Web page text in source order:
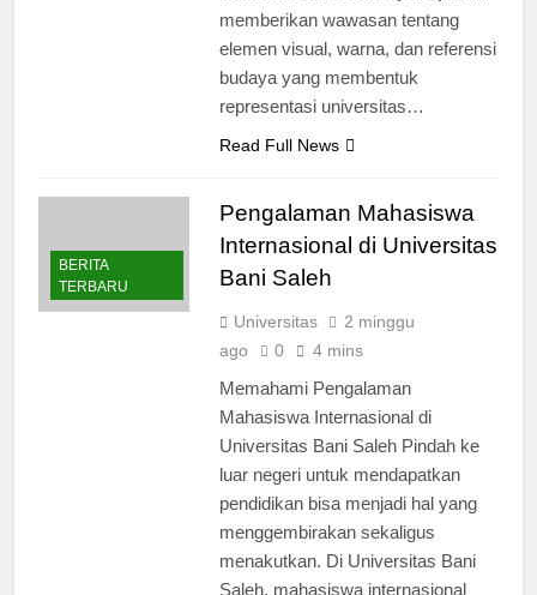
akademis dan sekitarnya. Ujian ini
memberikan wawasan tentang
elemen visual, warna, dan referensi
budaya yang membentuk
BERITA
Pengalaman Mahasiswa
Internasional di Universitas
Universitas
2 minggu
Memahami Pengalaman
Mahasiswa Internasional di
Universitas Bani Saleh Pindah ke
luar negeri untuk mendapatkan
pendidikan bisa menjadi hal yang
menggembirakan sekaligus
menakutkan. Di Universitas Bani